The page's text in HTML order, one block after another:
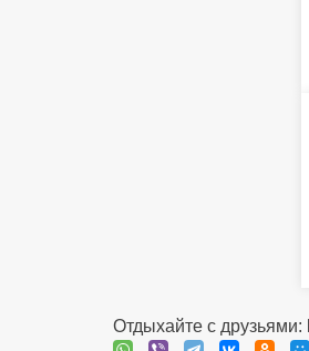
Отдыхайте с друзьями: